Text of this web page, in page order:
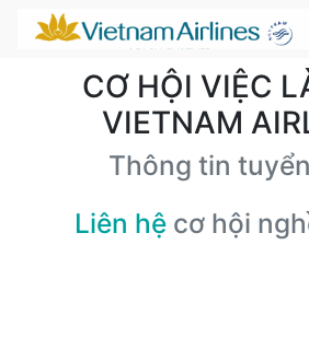
CƠ HỘI VIỆC
VIETNAM
Thông tin
Liên hệ cơ hội